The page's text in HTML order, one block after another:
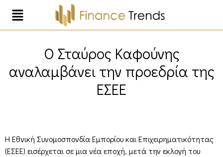
Ο Σταύρος Καφούνης
αναλαμβάνει την προεδρία της
ΕΣΕΕ
Η Εθνική Συνομοσπονδία Εμπορίου και Επιχειρηματικότητας
(ΕΣΕΕ) εισέρχεται σε μια νέα εποχή, μετά την εκλογή του